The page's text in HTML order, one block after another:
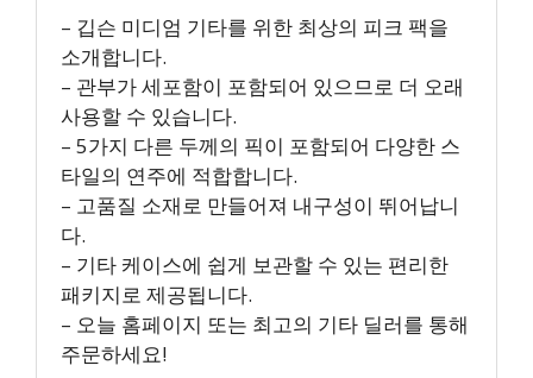
– 깁슨 미디엄 기타를 위한 최상의 피크 팩을
소개합니다.
– 관부가 세포함이 포함되어 있으므로 더 오래
사용할 수 있습니다.
– 5가지 다른 두께의 픽이 포함되어 다양한 스
타일의 연주에 적합합니다.
– 고품질 소재로 만들어져 내구성이 뛰어납니
다.
– 기타 케이스에 쉽게 보관할 수 있는 편리한
패키지로 제공됩니다.
– 오늘 홈페이지 또는 최고의 기타 딜러를 통해
주문하세요!